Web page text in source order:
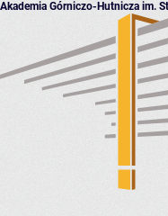
Akademia Górniczo-Hutnicza im.